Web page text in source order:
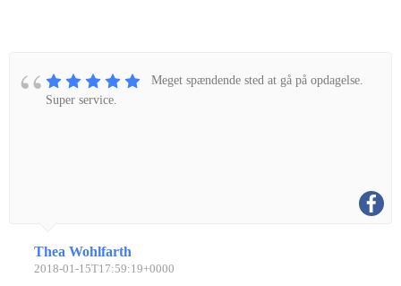
Meget spændende sted at gå på opdagelse.
Super service.
Thea Wohlfarth
2018-01-15T17:59:19+0000